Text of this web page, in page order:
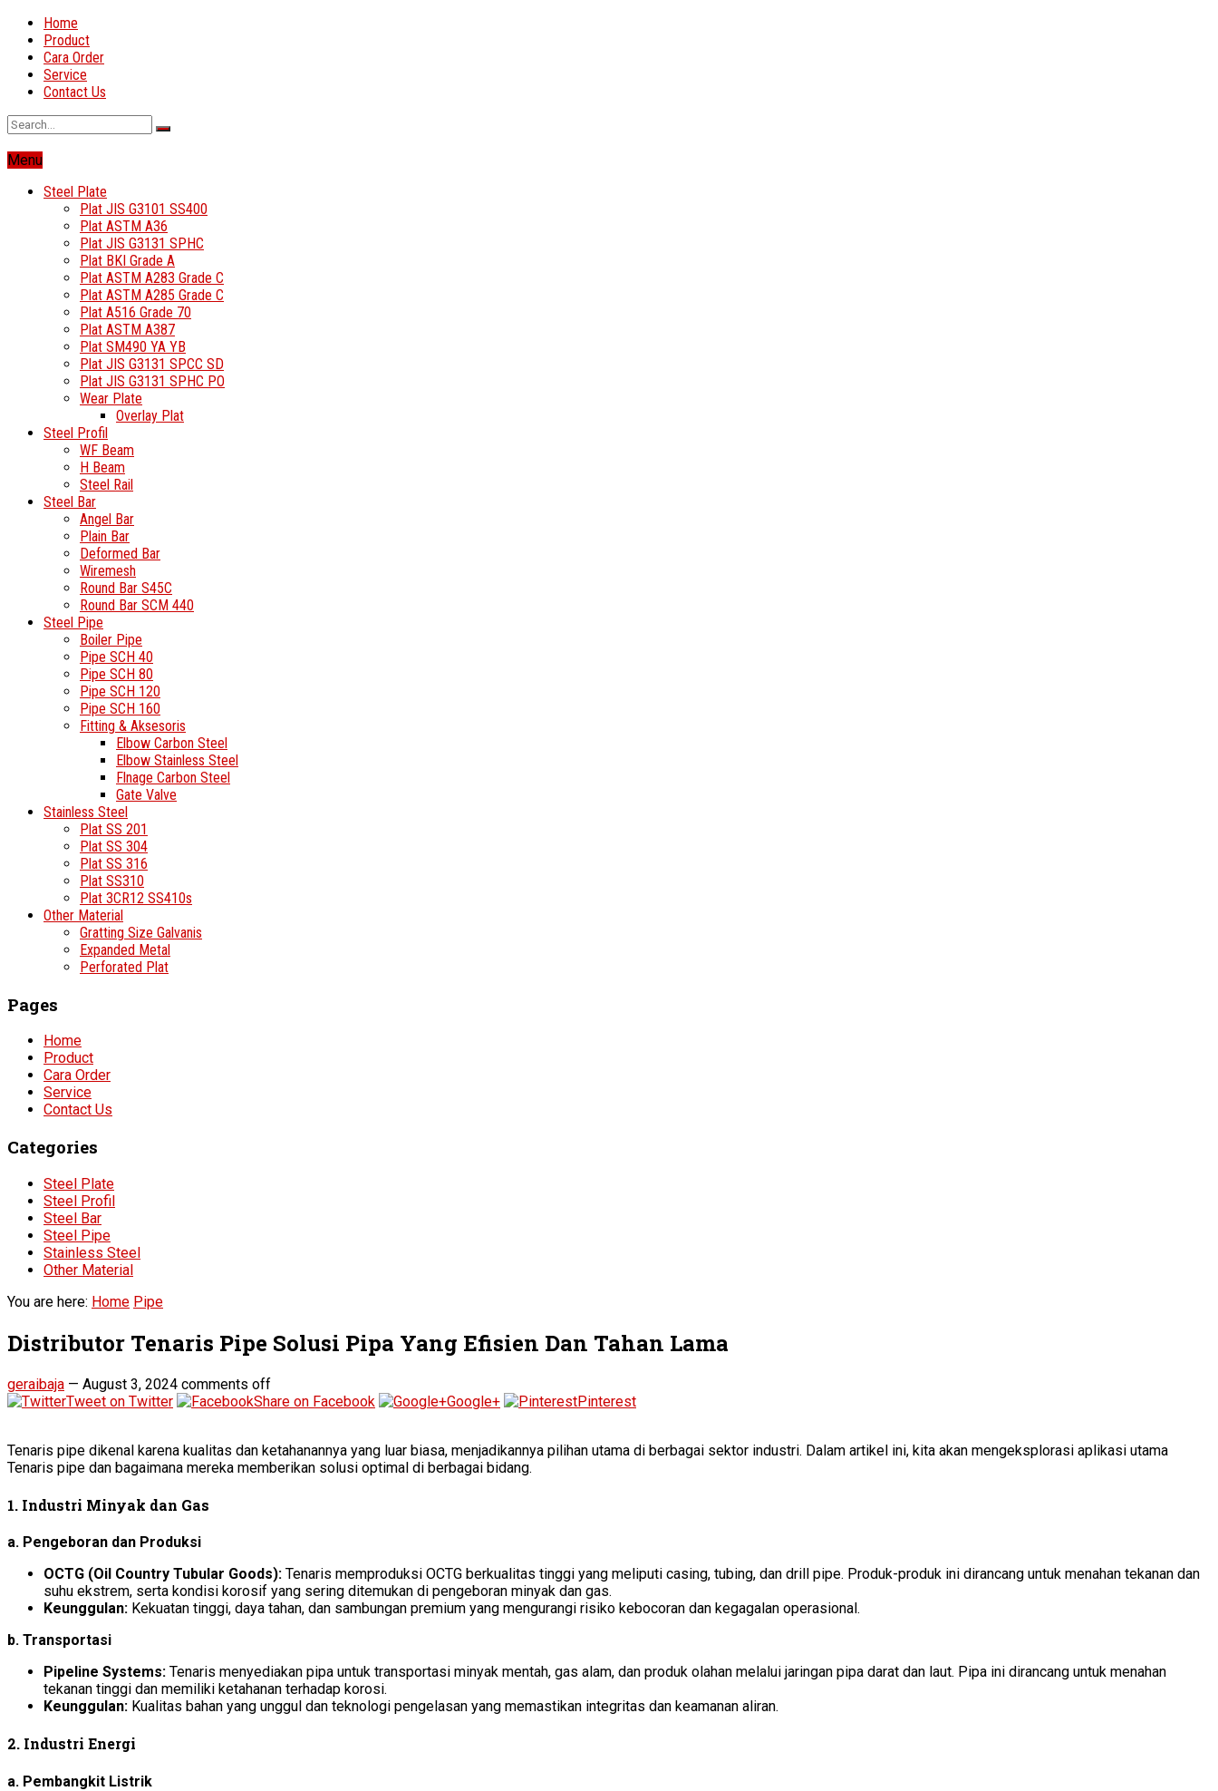
Home
Product
Cara Order
Service
Contact Us
Menu
Steel Plate
Plat JIS G3101 SS400
Plat ASTM A36
Plat JIS G3131 SPHC
Plat BKI Grade A
Plat ASTM A283 Grade C
Plat ASTM A285 Grade C
Plat A516 Grade 70
Plat ASTM A387
Plat SM490 YA YB
Plat JIS G3131 SPCC SD
Plat JIS G3131 SPHC PO
Wear Plate
Overlay Plat
Steel Profil
WF Beam
H Beam
Steel Rail
Steel Bar
Angel Bar
Plain Bar
Deformed Bar
Wiremesh
Round Bar S45C
Round Bar SCM 440
Steel Pipe
Boiler Pipe
Pipe SCH 40
Pipe SCH 80
Pipe SCH 120
Pipe SCH 160
Fitting & Aksesoris
Elbow Carbon Steel
Elbow Stainless Steel
Flnage Carbon Steel
Gate Valve
Stainless Steel
Plat SS 201
Plat SS 304
Plat SS 316
Plat SS310
Plat 3CR12 SS410s
Other Material
Gratting Size Galvanis
Expanded Metal
Perforated Plat
Pages
Home
Product
Cara Order
Service
Contact Us
Categories
Steel Plate
Steel Profil
Steel Bar
Steel Pipe
Stainless Steel
Other Material
You are here: Home Pipe
Distributor Tenaris Pipe Solusi Pipa Yang Efisien Dan Tahan Lama
geraibaja — August 3, 2024 comments off
Tweet on Twitter
Share on Facebook Google+ Pinterest
Tenaris pipe dikenal karena kualitas dan ketahanannya yang luar biasa, menjadikannya pilihan utama di berbagai sektor industri. Dalam artikel ini, kita akan mengeksplorasi aplikasi utama
Tenaris pipe dan bagaimana mereka memberikan solusi optimal di berbagai bidang.
1. Industri Minyak dan Gas
a. Pengeboran dan Produksi
OCTG (Oil Country Tubular Goods): Tenaris memproduksi OCTG berkualitas tinggi yang meliputi casing, tubing, dan drill pipe. Produk-produk ini dirancang untuk menahan tekanan dan
suhu ekstrem, serta kondisi korosif yang sering ditemukan di pengeboran minyak dan gas.
Keunggulan: Kekuatan tinggi, daya tahan, dan sambungan premium yang mengurangi risiko kebocoran dan kegagalan operasional.
b. Transportasi
Pipeline Systems: Tenaris menyediakan pipa untuk transportasi minyak mentah, gas alam, dan produk olahan melalui jaringan pipa darat dan laut. Pipa ini dirancang untuk menahan
tekanan tinggi dan memiliki ketahanan terhadap korosi.
Keunggulan: Kualitas bahan yang unggul dan teknologi pengelasan yang memastikan integritas dan keamanan aliran.
2. Industri Energi
a. Pembangkit Listrik